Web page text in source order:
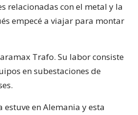
relacionadas con el metal y la
empecé a viajar para montar
Trafo. Su labor consiste
en subestaciones de
estuve en Alemania y esta